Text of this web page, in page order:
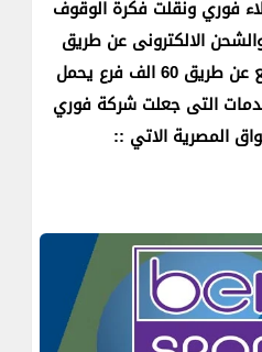
فوري ونقلت فكرة الوقوف
الالكترونى عن طريق
خدمة ماي فوري او الدفع عن طريق 60 الف فرع يحمل
التى جعلت شركة فوري
المصرية الاتي ::